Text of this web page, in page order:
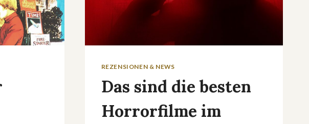
REZENSIONEN & NEWS
Das sind die besten
Horrorfilme im